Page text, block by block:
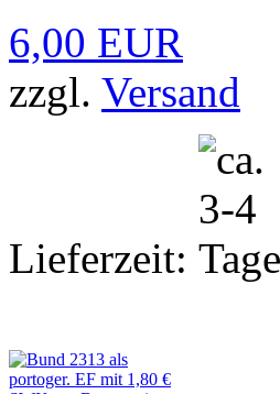
6,00 EUR
zzgl. Versand
Lieferzeit: